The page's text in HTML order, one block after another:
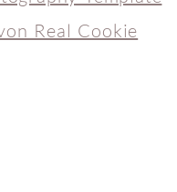
Real Cookie